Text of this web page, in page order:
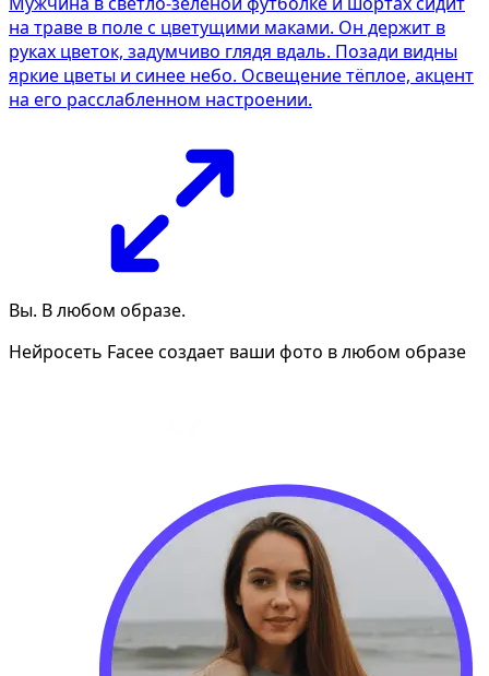
на траве в поле с цветущими маками. Он держит в
руках цветок, задумчиво глядя вдаль. Позади видны
яркие цветы и синее небо. Освещение тёплое, акцент
на его расслабленном настроении.
Вы. В любом образе.
Нейросеть Facee создает ваши фото в любом образе